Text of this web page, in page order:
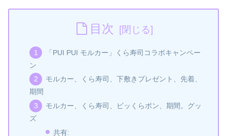
目次
「PUI PUI モルカー」くら寿司コラボキャンペー
ン
モルカー、くら寿司、下敷きプレゼント、先着、
期間
モルカー、くら寿司、ビッくらポン、期間。グッ
ズ
共有: